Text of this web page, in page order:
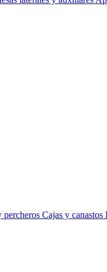
percheros Cajas y canastos